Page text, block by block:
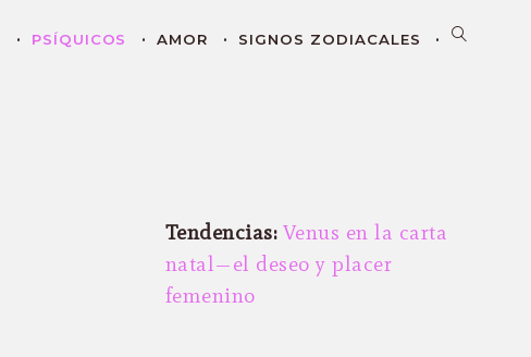
PSÍQUICOS AMOR SIGNOS ZODIACALES
Tendencias: Venus en la carta
natal—el deseo y placer
femenino